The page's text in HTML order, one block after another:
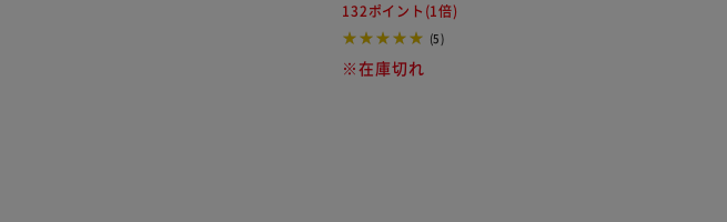
132ポイント(1倍)
(5)
※在庫切れ